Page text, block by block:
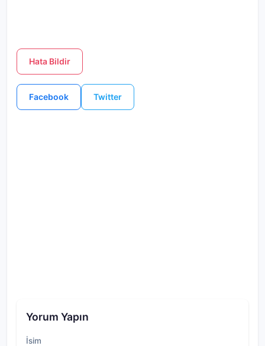
Hata Bildir
Facebook Twitter
Yorum Yapın
İsim